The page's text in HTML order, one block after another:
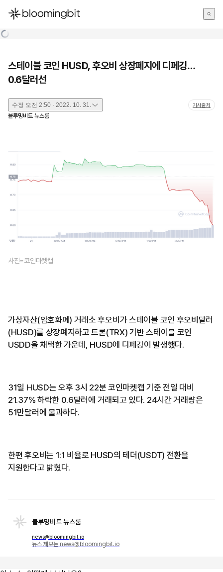
한국어
스테이블 코인 HUSD, 후오비 상장폐지에 디페깅…
0.6달러선
수정 오전 2:50 · 2022. 10. 31. 기사출처
블루밍비트 뉴스룸
사진=코인마켓캡
가상자산(암호화폐) 거래소 후오비가 스테이블 코인 후오비달러
(HUSD)를 상장폐지하고 트론(TRX) 기반 스테이블 코인
USDD을 채택한 가운데, HUSD에 디페깅이 발생했다.
31일 HUSD는 오후 3시 22분 코인마켓캡 기준 전일 대비
21.37% 하락한 0.6달러에 거래되고 있다. 24시간 거래량은
51만달러에 불과하다.
한편 후오비는 1:1 비율로 HUSD의 테더(USDT) 전환을
지원한다고 밝혔다.
블루밍비트 뉴스룸
news@bloomingbit.io
뉴스 제보는 news@bloomingbit.io